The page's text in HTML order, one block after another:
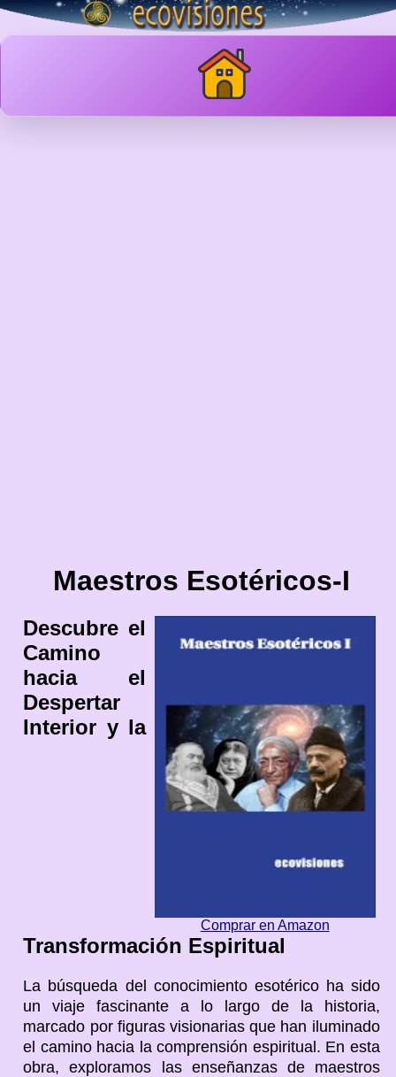
Maestros Esotéricos-I
Comprar en Amazon
Descubre el
Camino
hacia el
Despertar
Interior y la
Transformación Espiritual
La búsqueda del conocimiento esotérico ha sido
un viaje fascinante a lo largo de la historia,
marcado por figuras visionarias que han iluminado
el camino hacia la comprensión espiritual. En esta
obra, exploramos las enseñanzas de maestros